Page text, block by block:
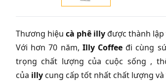
Thương hiệu cà phê illyđược thành lập
Với hơn 70 năm, Illy Coffee đi cùng
trọng chất lượng của cuộc sống ,
của illycung cấp tốt nhất chất lượng